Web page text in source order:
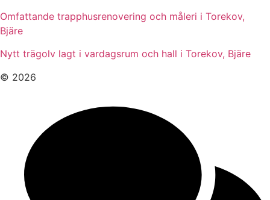
Omfattande trapphusrenovering och måleri i Torekov,
Bjäre
Nytt trägolv lagt i vardagsrum och hall i Torekov, Bjäre
© 2026